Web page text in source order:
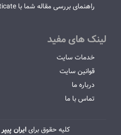
راهنمای بررسی مقاله شما با iThenticate و Grammerly
لینک های مفید
خدمات سایت
قوانین سایت
درباره ما
تماس با ما
کلیه حقوق برایایران پیپر